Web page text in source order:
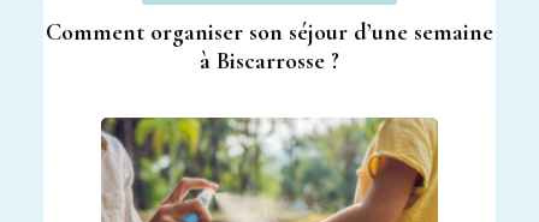
Comment organiser son séjour d’une semaine
à Biscarrosse ?